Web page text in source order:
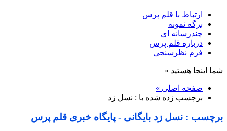
ارتباط با قلم پرس
برگه نمونه
چندرسانه ای
درباره قلم پرس
فرم نظرسنجی
شما اینجا هستید »
صفحه اصلی »
برچسب زده شده با : نسل زد
برچسب : نسل زد بایگانی - پایگاه خبری قلم پرس